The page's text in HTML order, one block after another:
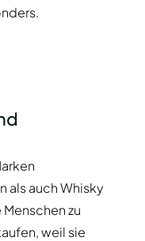
als auch Whisky
zu
weil sie